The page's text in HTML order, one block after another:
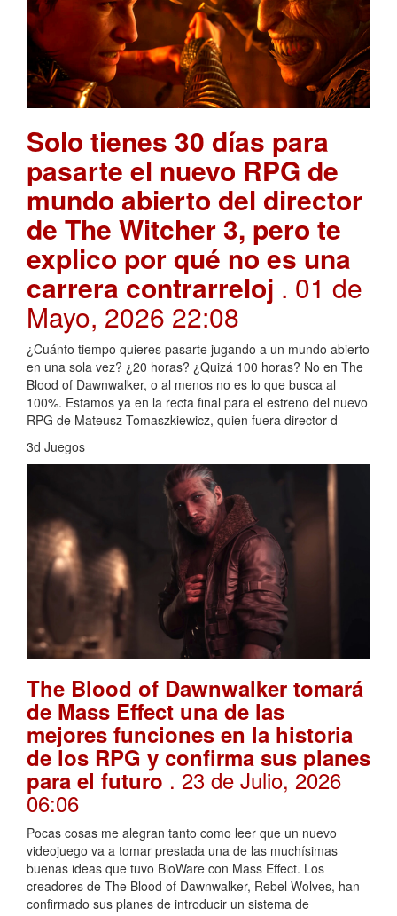
Solo tienes 30 días para
pasarte el nuevo RPG de
mundo abierto del director
de The Witcher 3, pero te
explico por qué no es una
carrera contrarreloj . 01 de
Mayo, 2026 22:08
¿Cuánto tiempo quieres pasarte jugando a un mundo abierto
en una sola vez? ¿20 horas? ¿Quizá 100 horas? No en The
Blood of Dawnwalker, o al menos no es lo que busca al
100%. Estamos ya en la recta final para el estreno del nuevo
RPG de Mateusz Tomaszkiewicz, quien fuera director d
3d Juegos
The Blood of Dawnwalker tomará
de Mass Effect una de las
mejores funciones en la historia
de los RPG y confirma sus planes
para el futuro . 23 de Julio, 2026
06:06
Pocas cosas me alegran tanto como leer que un nuevo
videojuego va a tomar prestada una de las muchísimas
buenas ideas que tuvo BioWare con Mass Effect. Los
creadores de The Blood of Dawnwalker, Rebel Wolves, han
confirmado sus planes de introducir un sistema de